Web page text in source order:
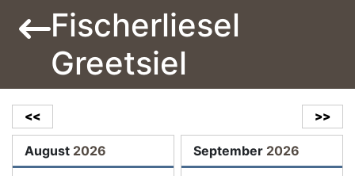
Fischerliesel
Greetsiel
>>
<<
August 2026 September 2026